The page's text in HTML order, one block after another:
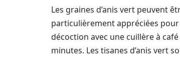
Les graines d’anis vert peuvent
particulièrement appréciées
décoction avec une cuillère à
minutes. Les tisanes d’anis vert